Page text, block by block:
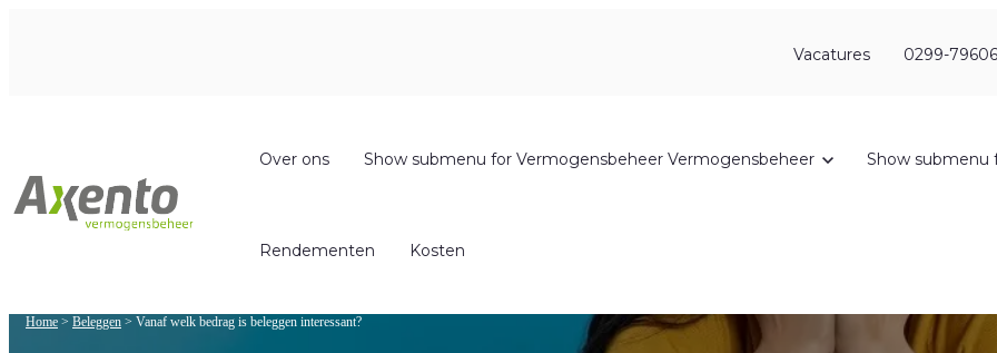
Vacatures 0299-
Over ons Show submenu for Vermogensbeheer Vermogensbeheer Show submenu
Rendementen Kosten
Home > Beleggen > Vanaf welk bedrag is beleggen interessant?